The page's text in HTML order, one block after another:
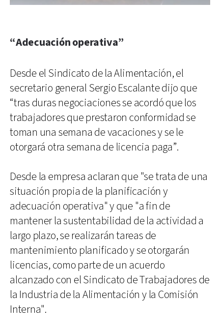
“Adecuación operativa”
Desde el Sindicato de la Alimentación, el
secretario general Sergio Escalante dijo que
“tras duras negociaciones se acordó que los
trabajadores que prestaron conformidad se
toman una semana de vacaciones y se le
otorgará otra semana de licencia paga”.
Desde la empresa aclaran que "se trata de una
situación propia de la planificación y
adecuación operativa" y que "a fin de
mantener la sustentabilidad de la actividad a
largo plazo, se realizarán tareas de
mantenimiento planificado y se otorgarán
licencias, como parte de un acuerdo
alcanzado con el Sindicato de Trabajadores de
la Industria de la Alimentación y la Comisión
Interna".